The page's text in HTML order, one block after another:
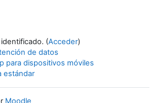
(Acceder)
de datos
para dispositivos móviles
estándar
Moodle